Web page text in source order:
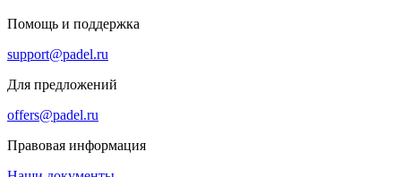
Помощь и поддержка
support@padel.ru
Для предложений
offers@padel.ru
Правовая информация